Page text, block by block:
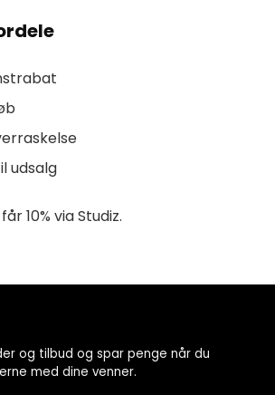
udsalg
10% via Studiz.
og tilbud og spar penge når du
med dine venner.